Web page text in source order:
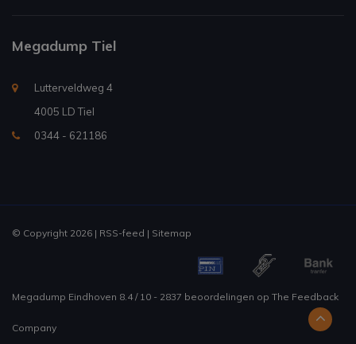
Megadump Tiel
Lutterveldweg 4
4005 LD Tiel
0344 - 621186
© Copyright 2026 | RSS-feed | Sitemap
Megadump Eindhoven 8.4/ 10 - 2837 beoordelingen op The Feedback
Company